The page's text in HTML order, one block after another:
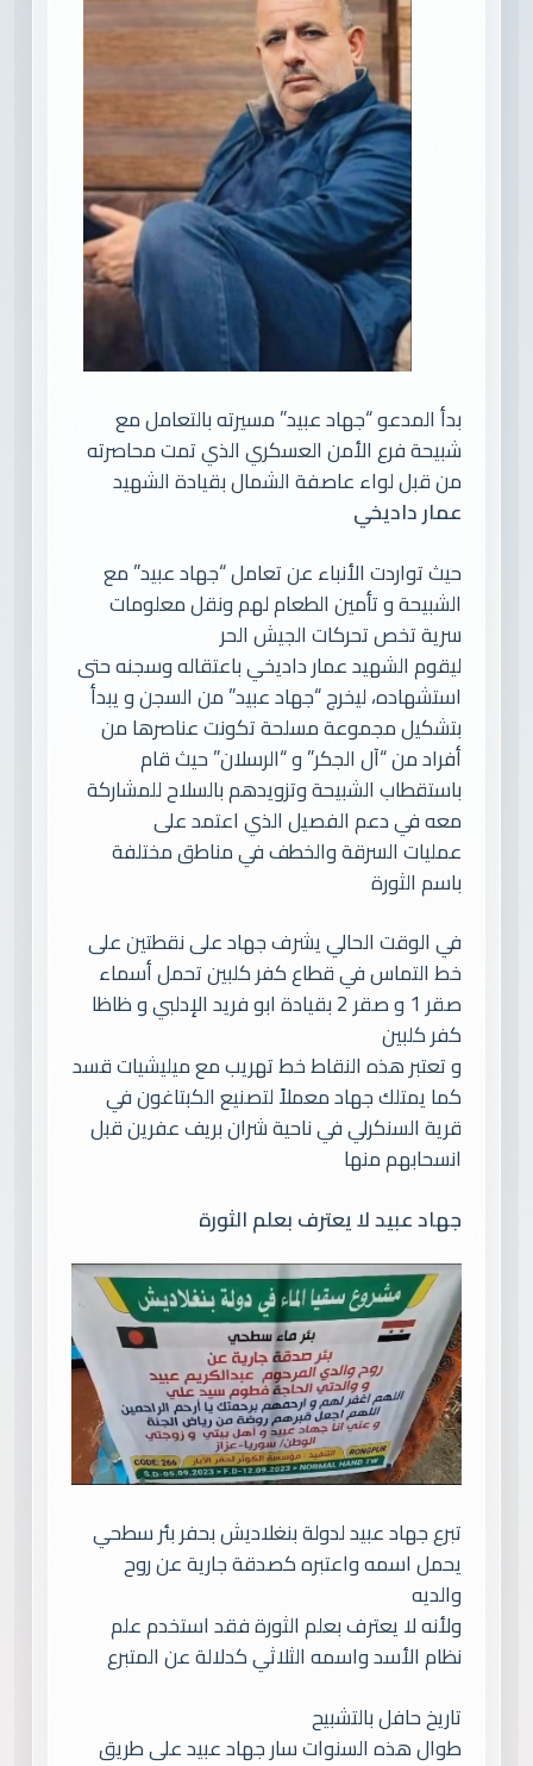
بدأ المدعو “جهاد عبيد” مسيرته بالتعامل مع
شبيحة فرع الأمن العسكري الذي تمت محاصرته
من قبل لواء عاصفة الشمال بقيادة الشهيد
عمار داديخي
حيث تواردت الأنباء عن تعامل “جهاد عبيد” مع
الشبيحة و تأمين الطعام لهم ونقل معلومات
سرية تخص تحركات الجيش الحر
ليقوم الشهيد عمار داديخي باعتقاله وسجنه حتى
استشهاده، ليخرج “جهاد عبيد” من السجن و يبدأ
بتشكيل مجموعة مسلحة تكونت عناصرها من
أفراد من “آل الجكر” و “الرسلان” حيث قام
باستقطاب الشبيحة وتزويدهم بالسلاح للمشاركة
معه في دعم الفصيل الذي اعتمد على
عمليات السرقة والخطف في مناطق مختلفة
باسم الثورة
في الوقت الحالي يشرف جهاد على نقطتين على
خط التماس في قطاع كفر كلبين تحمل أسماء
صقر 1 و صقر 2 بقيادة ابو فريد الإدلبي و ظاظا
كفر كلبين
و تعتبر هذه النقاط خط تهريب مع ميليشيات قسد
كما يمتلك جهاد معملاً لتصنيع الكبتاغون في
قرية السنكرلي في ناحية شران بريف عفرين قبل
انسحابهم منها
جهاد عبيد لا يعترف بعلم الثورة
تبرع جهاد عبيد لدولة بنغلاديش بحفر بئر سطحي
يحمل اسمه واعتبره كصدقة جارية عن روح
والديه
ولأنه لا يعترف بعلم الثورة فقد استخدم علم
نظام الأسد واسمه الثلاثي كدلالة عن المتبرع
تاريخ حافل بالتشبيح
طوال هذه السنوات سار جهاد عبيد على طريق